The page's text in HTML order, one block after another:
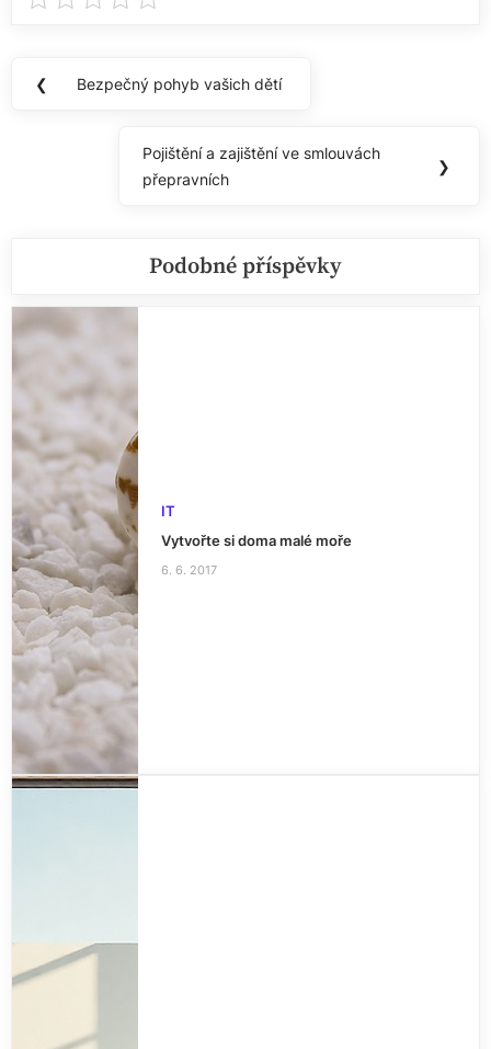
Navigace
❮
Previous
Bezpečný pohyb vašich dětí
Next
Post:
Pojištění a zajištění ve smlouvách
přepravních
❯
Podobné příspěvky
IT
Vytvořte si doma malé moře
6. 6. 2017